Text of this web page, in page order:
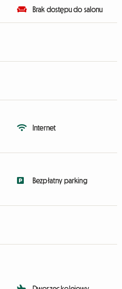
Brak dostępu do salonu
Internet
Bezpłatny parking